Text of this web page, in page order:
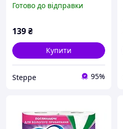
Готово до відправки
139₴
Купити
Steppe 95%